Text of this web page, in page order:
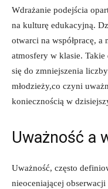
Wdrażanie podejścia
na kulturę edukacyjną.
otwarci na współpracę, a
atmosfery w klasie.⁣ Takie
się do zmniejszenia
młodzieży,co czyni
koniecznością w
Uważność a‌
Uważność, często⁤
nieoceniającej